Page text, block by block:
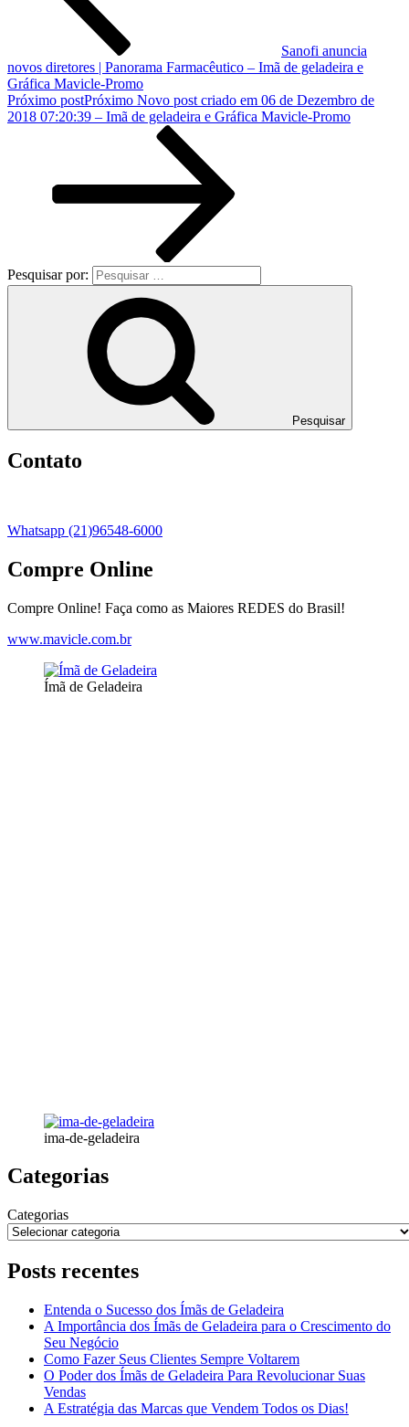
Sanofi anuncia
novos diretores | Panorama Farmacêutico – Imã de geladeira e
Gráfica Mavicle-Promo
Próximo postPróximo Novo post criado em 06 de Dezembro de
2018 07:20:39 – Imã de geladeira e Gráfica Mavicle-Promo
Pesquisar por:
Pesquisar
Contato
Whatsapp (21)96548-6000
Compre Online
Compre Online! Faça como as Maiores REDES do Brasil!
www.mavicle.com.br
Ímã de Geladeira
ima-de-geladeira
Categorias
Categorias
Posts recentes
Entenda o Sucesso dos Ímãs de Geladeira
A Importância dos Ímãs de Geladeira para o Crescimento do
Seu Negócio
Como Fazer Seus Clientes Sempre Voltarem
O Poder dos Ímãs de Geladeira Para Revolucionar Suas
Vendas
A Estratégia das Marcas que Vendem Todos os Dias!